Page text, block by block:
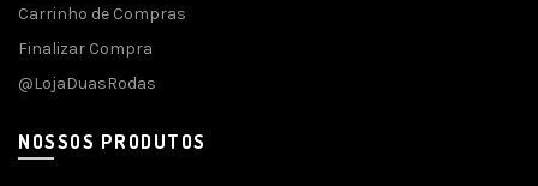
Carrinho de Compras
Finalizar Compra
@LojaDuasRodas
NOSSOS PRODUTOS